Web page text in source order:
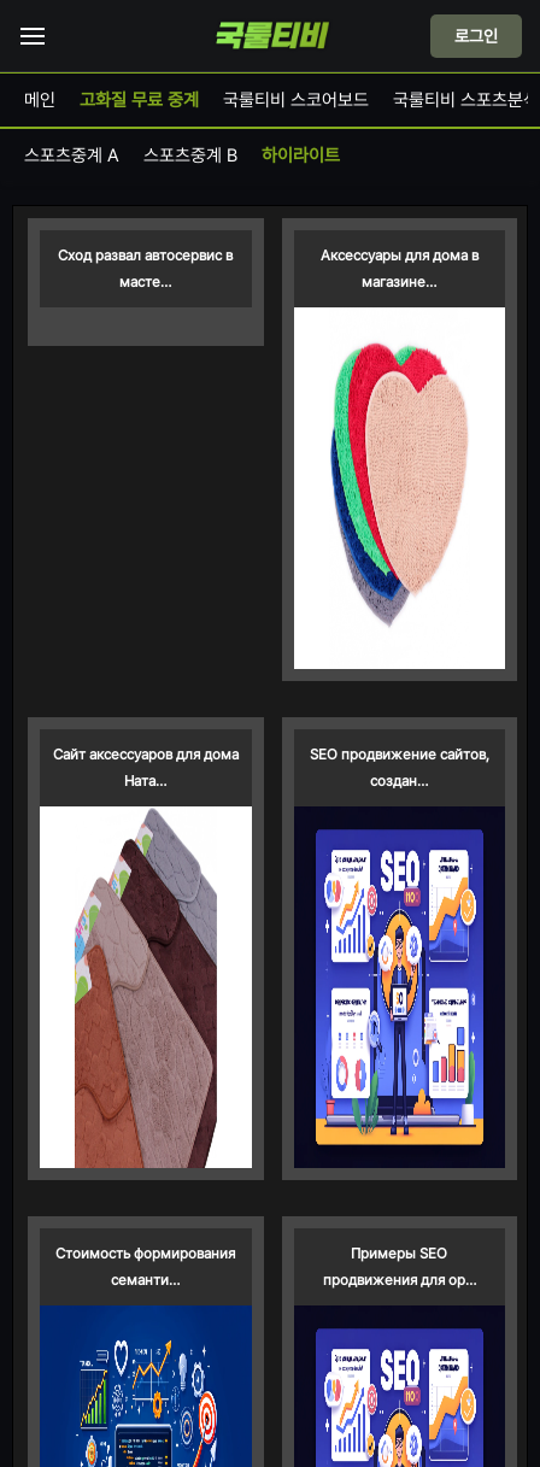
로그인
메인 고화질 무료 중계 국룰티비 스코어보드 국룰티비 스포츠분석
스포츠중계 A 스포츠중계 B 하이라이트
Сход развал автосервис в
масте…
Аксессуары для дома в
магазине…
Сайт аксессуаров для дома
Ната…
SEO продвижение сайтов,
создан…
Стоимость формирования
семанти…
Примеры SEO
продвижения для ор…